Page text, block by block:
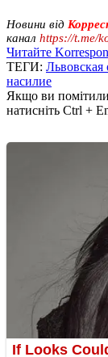
Новини від
канал https://t.me/
Читайте
ТЕГИ: Львовская
насилие
Якщо ви помітили
натисніть Ctrl +